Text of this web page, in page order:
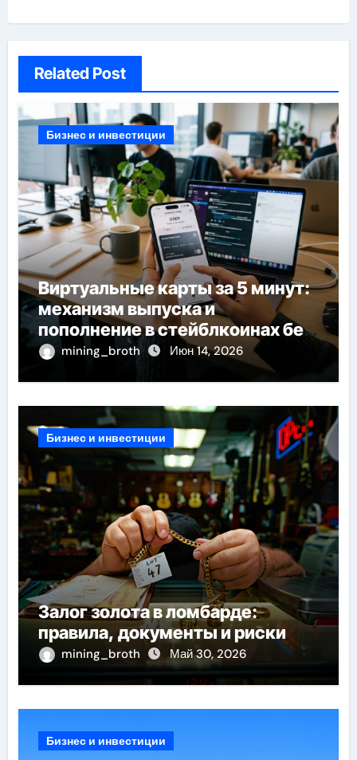
Related Post
Бизнес и инвестиции
Виртуальные карты за 5 минут:
механизм выпуска и
пополнение в стейблкоинах без
банковской верификации
mining_broth Июн 14, 2026
Бизнес и инвестиции
Залог золота в ломбарде:
правила, документы и риски
mining_broth Май 30, 2026
Бизнес и инвестиции